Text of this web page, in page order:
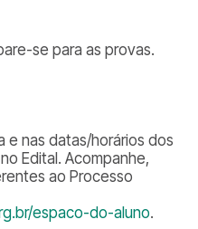
se para as provas.
e nas datas/horários dos
Edital. Acompanhe,
ao Processo
espaco-do-aluno.